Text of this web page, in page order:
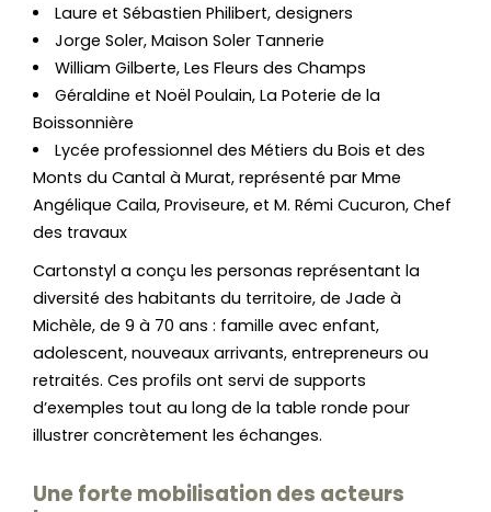
Laure et Sébastien Philibert, designers
Jorge Soler, Maison Soler Tannerie
William Gilberte, Les Fleurs des Champs
Géraldine et Noël Poulain, La Poterie de la
Boissonnière
Lycée professionnel des Métiers du Bois et des
Monts du Cantal à Murat, représenté par Mme
Angélique Caila, Proviseure, et M. Rémi Cucuron, Chef
des travaux
Cartonstyl a conçu les personas représentant la
diversité des habitants du territoire, de Jade à
Michèle, de 9 à 70 ans : famille avec enfant,
adolescent, nouveaux arrivants, entrepreneurs ou
retraités. Ces profils ont servi de supports
d’exemples tout au long de la table ronde pour
illustrer concrètement les échanges.
Une forte mobilisation des acteurs